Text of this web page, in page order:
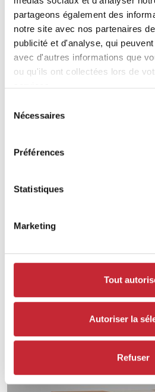
partageons également des
notre site avec nos partenaires
publicité et d'analyse, qui
avec d'autres informations que
ou qu'ils ont collectées lors de
services.
Nécessaires
Préférences
Statistiques
Marketing
Tout
Autoriser la
Refuser
Produits similaires
MN.D2
144 x 80 x